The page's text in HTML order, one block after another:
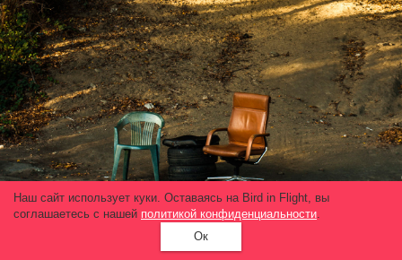
Наш сайт использует куки. Оставаясь на Bird in Flight, вы
соглашаетесь с нашей политикой конфиденциальности.
Ок